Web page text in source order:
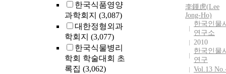
한국식품영양
과학회지 (3,087)
대한정형외과
학회지 (3,077)
한국식물병리
학회 학술대회 초
록집 (3,062)
李鍾虎(Lee
Jong-Ho)
한국인물
연구소
2010
한국인물
연구
Vol.13